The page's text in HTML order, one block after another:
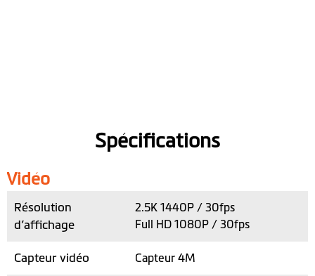
Spécifications
Vidéo
Résolution
d’affichage
2.5K 1440P / 30fps
Full HD 1080P / 30fps
Capteur vidéo Capteur 4M